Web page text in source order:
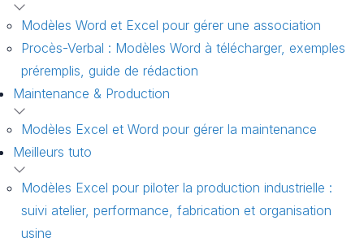
Modèles Word et Excel pour gérer une association
Procès-Verbal : Modèles Word à télécharger, exemples
préremplis, guide de rédaction
Maintenance & Production
Modèles Excel et Word pour gérer la maintenance
Meilleurs tuto
Modèles Excel pour piloter la production industrielle :
suivi atelier, performance, fabrication et organisation
usine